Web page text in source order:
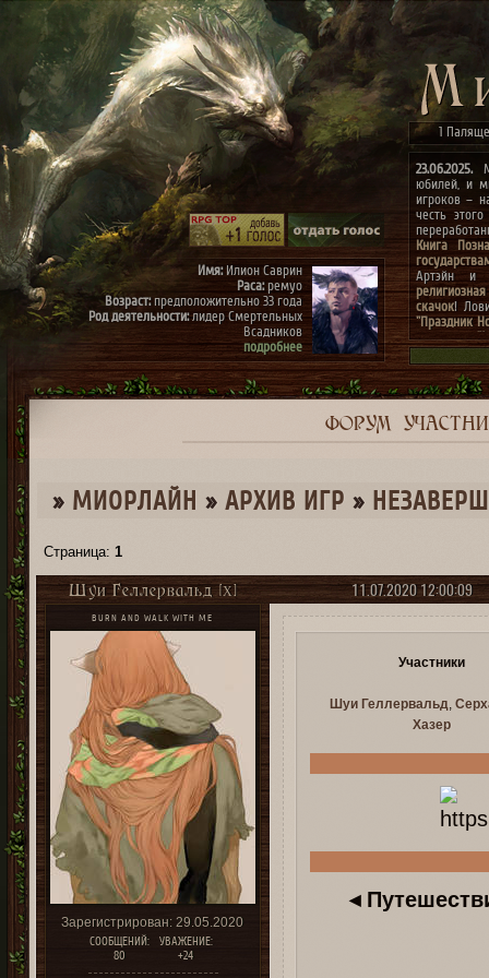
1
23.06.2025.
юбилей, и
игроков –
честь
Книга
Артэйн и
скачок!
"Праздник
конкурсах
архиве"(до
к
Имя:Илион Саврин
Раса:ремуо
Возраст:предположительно 33 года
Род деятельности:лидер Смертельных
Всадников
подробнее
Имя:Тэрис
Раса:ремуо
Возраст:предположительно 30 лет
подробнее
ФОРУМ
» МИОРЛАЙН » ­АРХИВ ИГР »
Страница:1
11.07.2020 12:00:09
Шуи Геллервальд [X]
BURN AND WALK WITH ME
Зарегистрирован: 29.05.2020
СООБЩЕНИЙ:
80
УВАЖЕНИЕ:
+24
Участники
Шуи Геллервальд,
Хазер
◂